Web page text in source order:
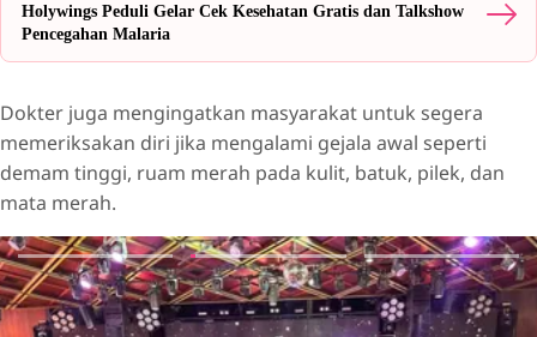
Holywings Peduli Gelar Cek Kesehatan Gratis dan Talkshow
Pencegahan Malaria
Dokter juga mengingatkan masyarakat untuk segera
memeriksakan diri jika mengalami gejala awal seperti
demam tinggi, ruam merah pada kulit, batuk, pilek, dan
mata merah.